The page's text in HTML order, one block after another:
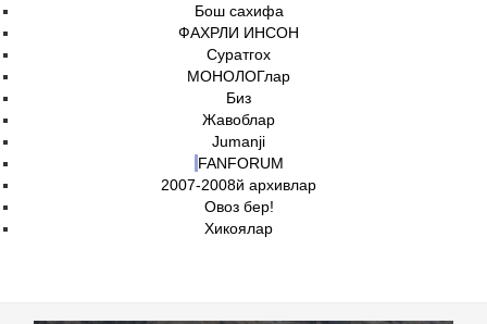
Бош сахифа
ФАХРЛИ ИНСОН
Суратгох
МОНОЛОГлар
Биз
Жавоблар
Jumanji
FANFORUM
2007-2008й архивлар
Овоз бер!
Хикоялар